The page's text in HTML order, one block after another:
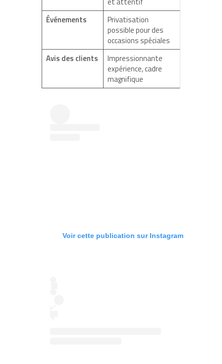
Événements
Privatisation
possible pour des
occasions spéciales
Avis des clients
Impressionnante
expérience, cadre
magnifique
Voir cette publication sur Instagram